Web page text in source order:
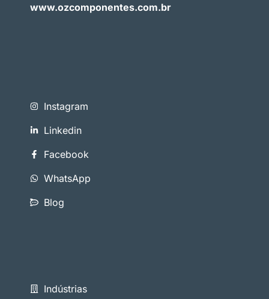
www.ozcomponentes.com.br
Instagram
Linkedin
Facebook
WhatsApp
Blog
Indústrias